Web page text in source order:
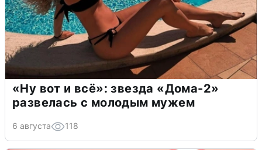
«Ну вот и всё»: звезда «Дома-2»
развелась с молодым мужем
6 августа 118